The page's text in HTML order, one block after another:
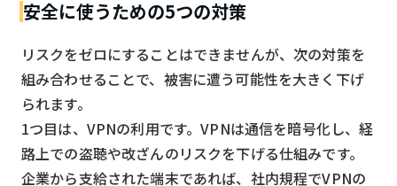
安全に使うための5つの対策
リスクをゼロにすることはできませんが、次の対策を
組み合わせることで、被害に遭う可能性を大きく下げ
られます。
1つ目は、VPNの利用です。VPNは通信を暗号化し、経
路上での盗聴や改ざんのリスクを下げる仕組みです。
企業から支給された端末であれば、社内規程でVPNの